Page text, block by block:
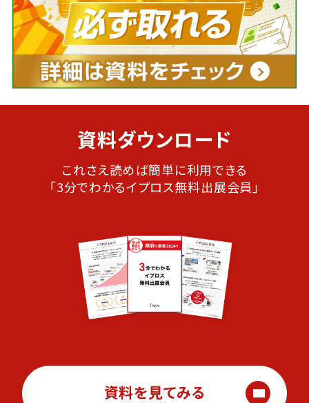
資料ダウンロード
これさえ読めば簡単に利用できる
「3分でわかるイプロス無料出展会員」
資料を見てみる